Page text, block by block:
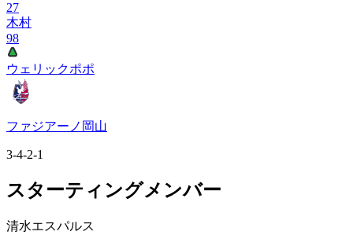
27
木村
98
ウェリックポポ
ファジアーノ岡山
3-4-2-1
スターティングメンバー
清水エスパルス